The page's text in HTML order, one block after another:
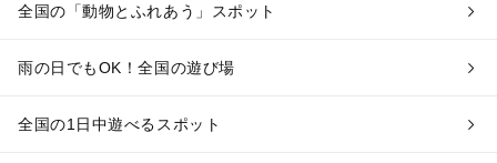
全国の「動物とふれあう」スポット
雨の日でもOK！全国の遊び場
全国の1日中遊べるスポット